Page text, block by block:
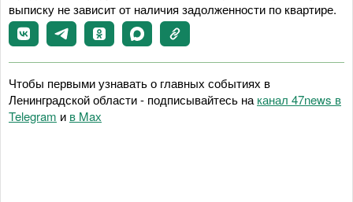
выписку не зависит от наличия задолженности по квартире.
Чтобы первыми узнавать о главных событиях в
Ленинградской области - подписывайтесь на канал 47news в
Telegram и в Maх